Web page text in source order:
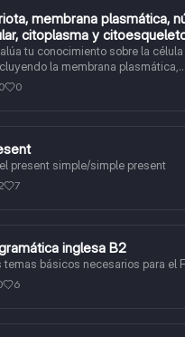
membrana plasmática,
y citoesqueletos.
las partes de la celula
tu conocimiento sobre la célula
la membrana plasmática,
celular, citoplasma y citoesqueleto.
0
present simple/simple present
7
inglesa B2
temas básicos necesarios para el
6